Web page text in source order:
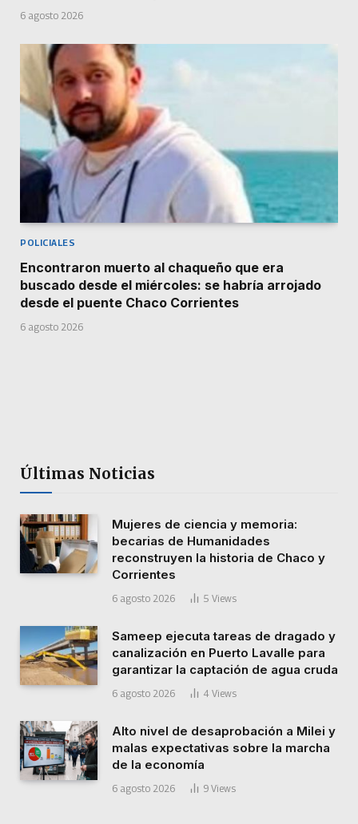
6 agosto 2026
POLICIALES
Encontraron muerto al chaqueño que era
buscado desde el miércoles: se habría arrojado
desde el puente Chaco Corrientes
6 agosto 2026
Últimas Noticias
Mujeres de ciencia y memoria:
becarias de Humanidades
reconstruyen la historia de Chaco y
Corrientes
6 agosto 2026 5 Views
Sameep ejecuta tareas de dragado y
canalización en Puerto Lavalle para
garantizar la captación de agua cruda
6 agosto 2026 4 Views
Alto nivel de desaprobación a Milei y
malas expectativas sobre la marcha
de la economía
6 agosto 2026 9 Views